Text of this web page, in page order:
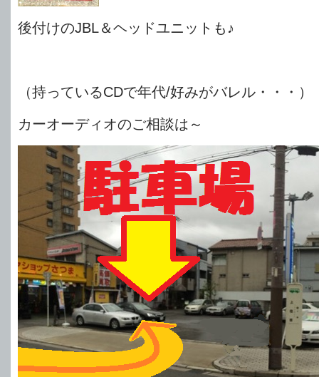
後付けのJBL＆ヘッドユニットも♪
（持っているCDで年代/好みがバレル・・・）
カーオーディオのご相談は～